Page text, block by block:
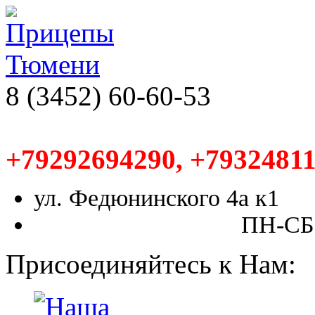
8 (3452) 60-60-53
+79292694290,
ул. Федюнинского 4а к1
ПН-СБ,
Присоединяйтесь к Нам: